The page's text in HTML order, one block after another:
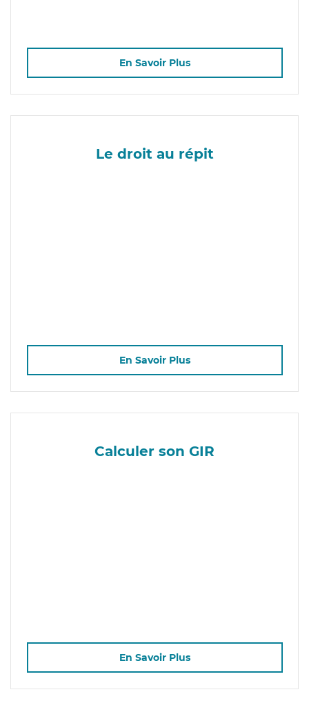
En Savoir Plus
Le droit au répit
En Savoir Plus
Calculer son GIR
En Savoir Plus